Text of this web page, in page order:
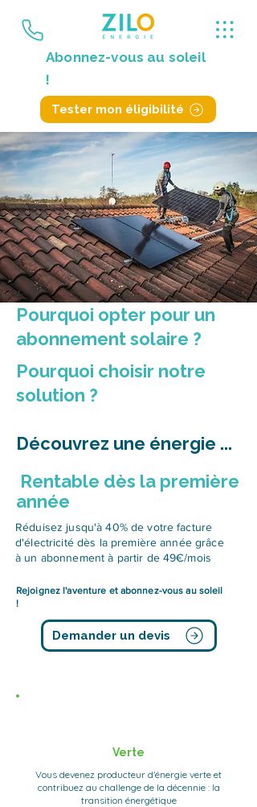
Abonnez-vous au soleil
!
Tester mon éligibilité
Pourquoi opter pour un
abonnement solaire ?
Pourquoi choisir notre
solution ?
Verte
Vous devenez producteur d'énergie verte et
contribuez au challenge de la décennie : la
transition énergétique
Rejoignez l'aventure et abonnez-vous au soleil
!
Demander un devis
Réduisez jusqu'à 40% de votre facture
d'électricité dès la première année grâce
à un abonnement à partir de 49€/mois
Rentable dès la première
année
Découvrez une énergie ...